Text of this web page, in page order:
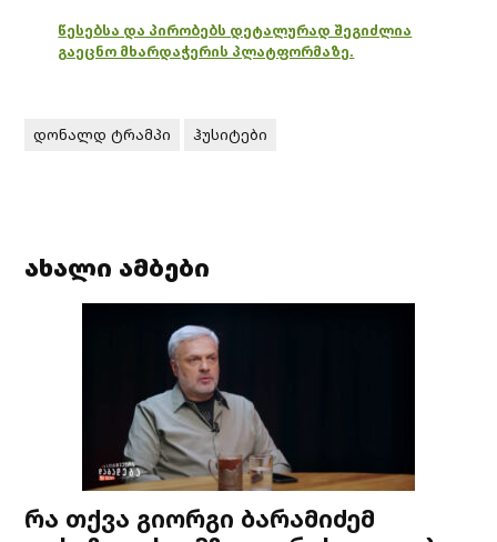
წესებსა და პირობებს დეტალურად შეგიძლია
გაეცნო მხარდაჭერის პლატფორმაზე.
დონალდ ტრამპი ჰუსიტები
ახალი ამბები
რა თქვა გიორგი ბარამიძემ